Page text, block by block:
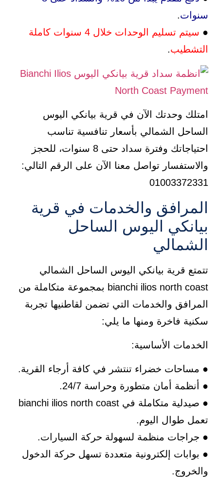
سنوات.
●
سيتم تسليم الوحدات خلال 4 سنوات كاملة
التشطيب.
امتلك وحدتك الآن في قرية بيانكي اليوس
الساحل الشمالي بأسعار تنافسية تناسب
احتياجاتك وفترة سداد حتى 8 سنوات، للحجز
والاستفسار تواصل معنا الآن على الرقم التالي:
01003372331
المرافق والخدمات في قرية
بيانكي اليوس الساحل
الشمالي
تتمتع قرية بيانكي اليوس الساحل الشمالي
bianchi ilios north coast بمجموعة متكاملة من
المرافق والخدمات التي تضمن لقاطنيها تجربة
سكنية فاخرة ومنها ما يلي:
الخدمات الأساسية:
● مساحات خضراء تنتشر في كافة أرجاء القرية.
● أنظمة أمان متطورة وحراسة 24/7.
● صيدلية متكاملة في bianchi ilios north coast
تعمل طوال اليوم.
● جراجات منظمة لسهولة حركة السيارات.
● بوابات إلكترونية متعددة تسهل حركة الدخول
والخروج.